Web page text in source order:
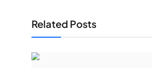
Related Posts